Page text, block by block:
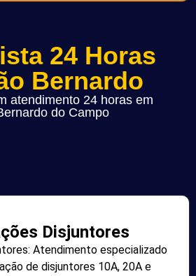
24 Horas
Bernardo
atendimento 24 horas em
do Campo
Disjuntores
Atendimento especializado
de disjuntores 10A, 20A e